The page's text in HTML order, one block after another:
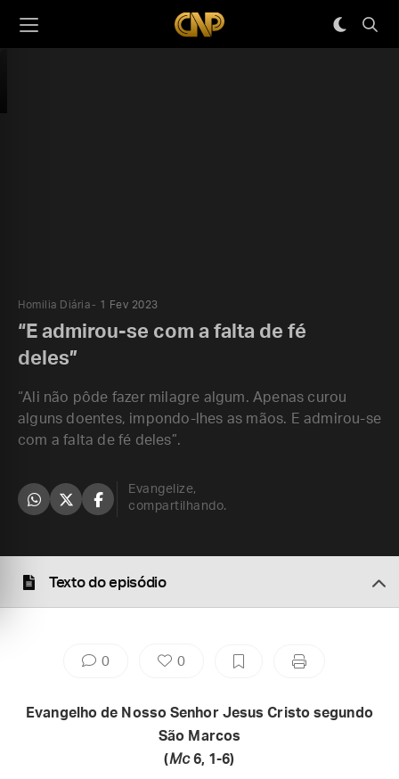
Homilia Diária 1 Fev 2023
“E admirou-se com a falta de fé
deles”
“Ali não pôde fazer milagre algum. Apenas curou
alguns doentes, impondo-lhes as mãos. E admirou-se
com a falta de fé deles”.
Evangelize,
compartilhando.
Texto do episódio
0 0
Evangelho de Nosso Senhor Jesus Cristo segundo
São Marcos
(Mc6, 1-6)